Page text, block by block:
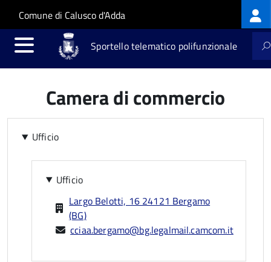
Salta al contenuto principale
Skip to site navigation
Comune di Calusco d'Adda
Sportello telematico polifunzionale
Camera di commercio
Ufficio
Ufficio
Largo Belotti, 16 24121 Bergamo
(BG)
cciaa.bergamo@bg.legalmail.camcom.it